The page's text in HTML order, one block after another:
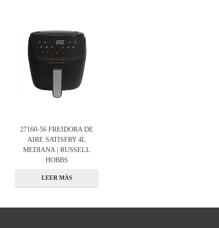
27160-56 FREIDORA DE
AIRE SATISFRY 4L
MEDIANA | RUSSELL
HOBBS
LEER MÁS